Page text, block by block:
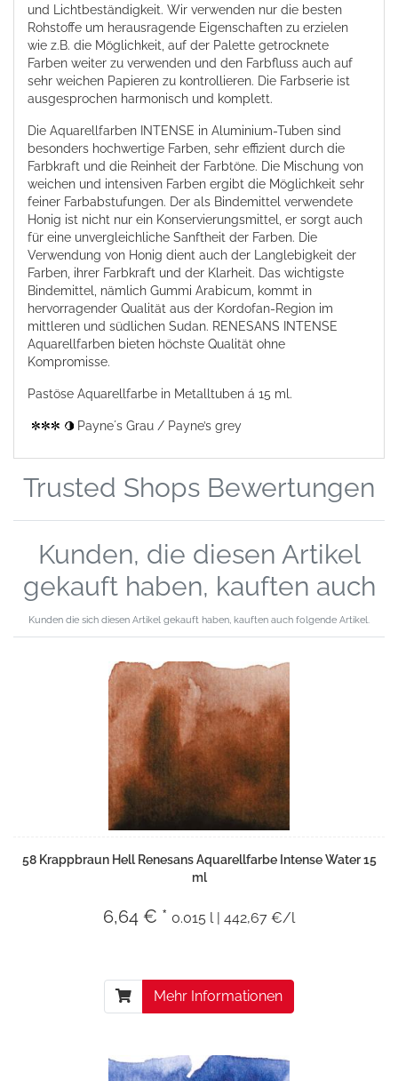
und Lichtbeständigkeit. Wir verwenden nur die besten
Rohstoffe um herausragende Eigenschaften zu erzielen
wie z.B. die Möglichkeit, auf der Palette getrocknete
Farben weiter zu verwenden und den Farbfluss auch auf
sehr weichen Papieren zu kontrollieren. Die Farbserie ist
ausgesprochen harmonisch und komplett.
Die Aquarellfarben INTENSE in Aluminium-Tuben sind
besonders hochwertige Farben, sehr effizient durch die
Farbkraft und die Reinheit der Farbtöne. Die Mischung von
weichen und intensiven Farben ergibt die Möglichkeit sehr
feiner Farbabstufungen. Der als Bindemittel verwendete
Honig ist nicht nur ein Konservierungsmittel, er sorgt auch
für eine unvergleichliche Sanftheit der Farben. Die
Verwendung von Honig dient auch der Langlebigkeit der
Farben, ihrer Farbkraft und der Klarheit. Das wichtigste
Bindemittel, nämlich Gummi Arabicum, kommt in
hervorragender Qualität aus der Kordofan-Region im
mittleren und südlichen Sudan. RENESANS INTENSE
Aquarellfarben bieten höchste Qualität ohne
Kompromisse.
Pastöse Aquarellfarbe in Metalltuben á 15 ml.
Payne´s Grau / Payne’s grey
Trusted Shops Bewertungen
Kunden, die diesen Artikel
gekauft haben, kauften auch
Kunden die sich diesen Artikel gekauft haben, kauften auch folgende Artikel.
58 Krappbraun Hell Renesans Aquarellfarbe Intense Water 15
ml
6,64 € * 0.015 l | 442,67 €/l
Mehr Informationen